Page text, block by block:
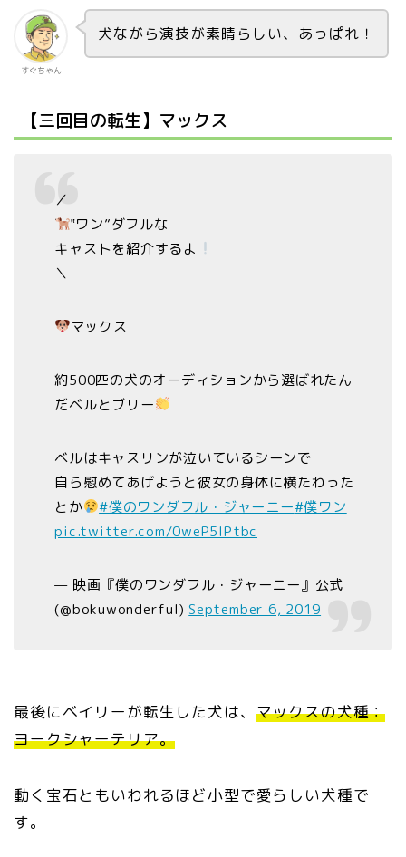
すぐちゃん
犬ながら演技が素晴らしい、あっぱれ！
【三回目の転生】マックス
／
‟ワン”ダフルな
キャストを紹介するよ
＼
マックス
約500匹の犬のオーディションから選ばれたん
だベルとブリー
ベルはキャスリンが泣いているシーンで
自ら慰めてあげようと彼女の身体に横たわった
とか
#僕のワンダフル・ジャーニー#僕ワン
pic.twitter.com/0weP5IPtbc
— 映画『僕のワンダフル・ジャーニー』公式
(@bokuwonderful)September 6, 2019
最後にベイリーが転生した犬は、 マックスの犬種：
ヨークシャーテリア。
動く宝石ともいわれるほど小型で愛らしい犬種で
す。